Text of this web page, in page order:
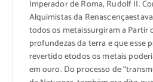
Imperadorde Roma, RudolfII.
Alquimistasda Renascença
todos osmetaissurgiramaPartir
profundezasdaterraequeesse p
revertidoetodos osmetais
em ouro. Do processo de“